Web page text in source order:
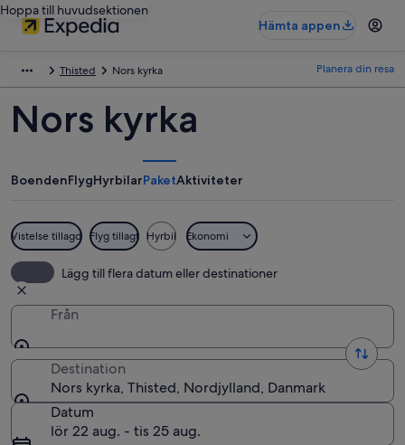
Hoppa till huvudsektionen
Hämta appen
Thisted Nors kyrka Planera din resa
Nors kyrka
BoendenFlygHyrbilarPaketAktiviteter
Vistelse tillagd Flyg tillagt Hyrbil Ekonomi
Lägg till flera datum eller destinationer
Från
Destination
Nors kyrka, Thisted, Nordjylland, Danmark
Datum
lör 22 aug. - tis 25 aug.